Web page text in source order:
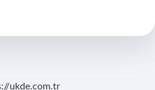
ukde.com.tr